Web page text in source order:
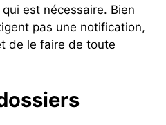
est nécessaire. Bien
pas une notification,
de le faire de toute